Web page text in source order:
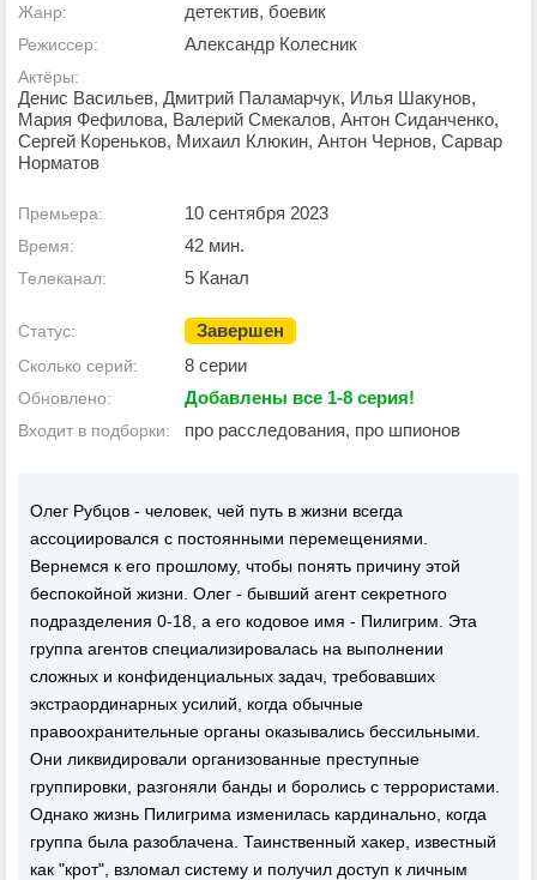
Жанр: детектив, боевик
Режиссер: Александр Колесник
Актёры:
Денис Васильев, Дмитрий Паламарчук, Илья Шакунов,
Мария Фефилова, Валерий Смекалов, Антон Сиданченко,
Сергей Кореньков, Михаил Клюкин, Антон Чернов, Сарвар
Норматов
Премьера: 10 сентября 2023
Время: 42 мин.
Телеканал: 5 Канал
Статус: Завершен
Сколько серий: 8 серии
Обновлено: Добавлены все 1-8 серия!
Входит в подборки: про расследования, про шпионов
Олег Рубцов - человек, чей путь в жизни всегда
ассоциировался с постоянными перемещениями.
Вернемся к его прошлому, чтобы понять причину этой
беспокойной жизни. Олег - бывший агент секретного
подразделения 0-18, а его кодовое имя - Пилигрим. Эта
группа агентов специализировалась на выполнении
сложных и конфиденциальных задач, требовавших
экстраординарных усилий, когда обычные
правоохранительные органы оказывались бессильными.
Они ликвидировали организованные преступные
группировки, разгоняли банды и боролись с террористами.
Однако жизнь Пилигрима изменилась кардинально, когда
группа была разоблачена. Таинственный хакер, известный
как "крот", взломал систему и получил доступ к личным